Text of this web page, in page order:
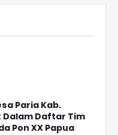
Paria Kab.
Dalam Daftar Tim
Pon XX Papua